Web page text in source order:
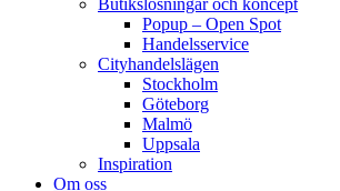
Butikslösningar och koncept
Popup – Open Spot
Handelsservice
Cityhandelslägen
Stockholm
Göteborg
Malmö
Uppsala
Inspiration
Om oss